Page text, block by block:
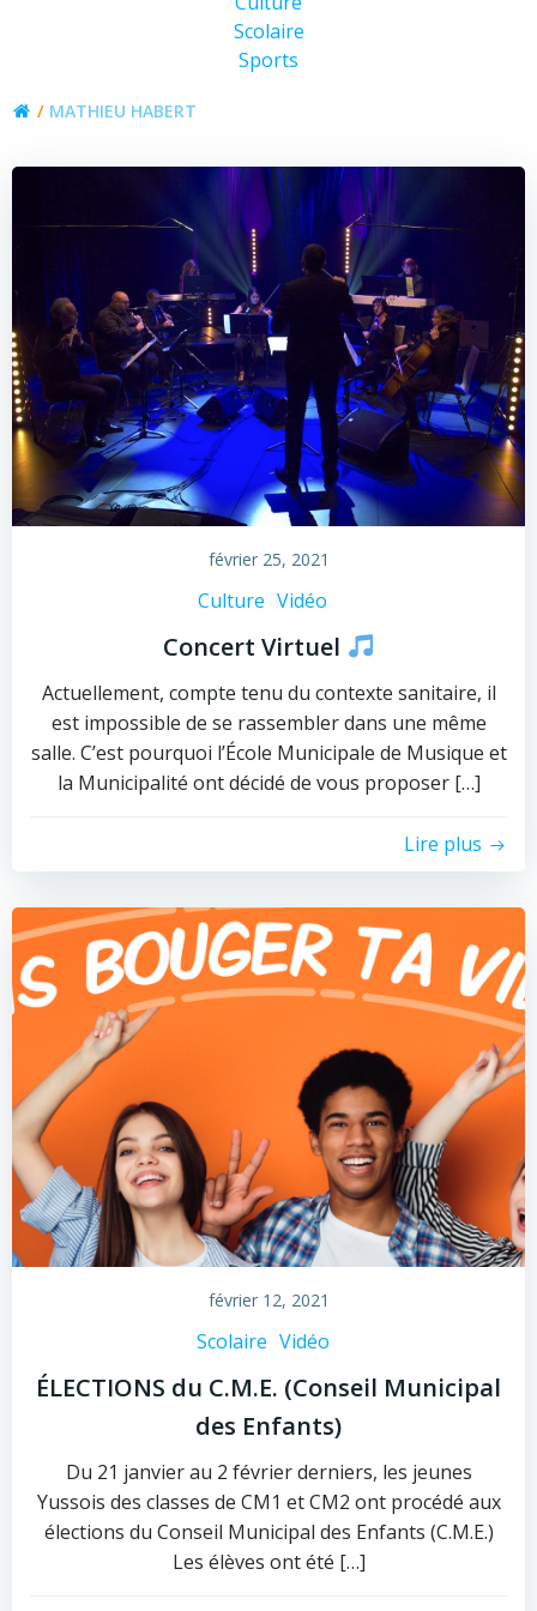
Scolaire
Sports
MATHIEU HABERT
février 25, 2021
Culture Vidéo
Concert Virtuel
Actuellement, compte tenu du contexte sanitaire, il
est impossible de se rassembler dans une même
salle. C’est pourquoi l’École Municipale de Musique et
la Municipalité ont décidé de vous proposer […]
Lire plus
février 12, 2021
Scolaire Vidéo
ÉLECTIONS du C.M.E. (Conseil Municipal
des Enfants)
Du 21 janvier au 2 février derniers, les jeunes
Yussois des classes de CM1 et CM2 ont procédé aux
élections du Conseil Municipal des Enfants (C.M.E.)
Les élèves ont été […]